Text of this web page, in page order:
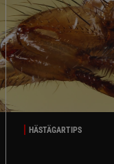
HÄSTÄGARTIPS